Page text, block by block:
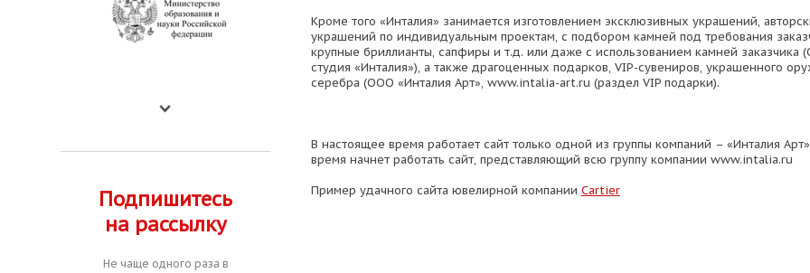
Подпишитесь
на рассылку
Не чаще одного раза в
Кроме того «Инталия» занимается изготовлением эксклюзивных украшений,
украшений по индивидуальным проектам, с подбором камней под требования
крупные бриллианты, сапфиры и т.д. или даже с использованием камней заказчика
студия «Инталия»), а также драгоценных подарков, VIP-сувениров, украшенного
серебра (ООО «Инталия Арт», www.intalia-art.ru (раздел VIP подарки).
В настоящее время работает сайт только одной из группы компаний – «Инталия
время начнет работать сайт, представляющий всю группу компании www.intalia.ru
Пример удачного сайта ювелирной компании Cartier